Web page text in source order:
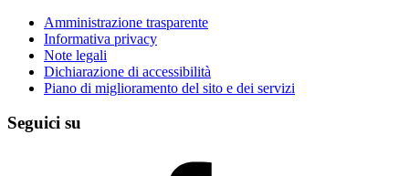
Amministrazione trasparente
Informativa privacy
Note legali
Dichiarazione di accessibilità
Piano di miglioramento del sito e dei servizi
Seguici su